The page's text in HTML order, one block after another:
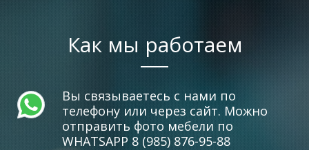
Как мы работаем
Вы связываетесь с нами по
телефону или через сайт. Можно
отправить фото мебели по
WHATSAPP 8 (985) 876-95-88